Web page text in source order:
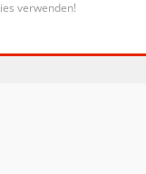
verwenden!